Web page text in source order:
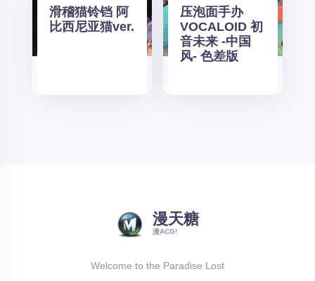
滑稽猫铃铛 阿
比西尼亚猫ver.
压泡面手办
VOCALOID 初
音未来 -中国
风- 色差版
漫天糖
漫ACG!
Welcome to the Paradise Lost